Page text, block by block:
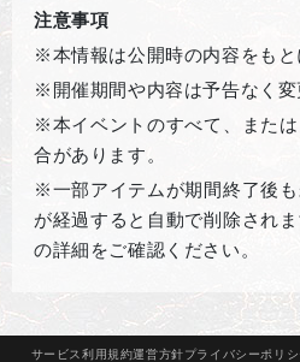
注意事項
※本情報は公開時の内容をもと
※開催期間や内容は予告なく変
※本イベントのすべて、また
合があります。
※一部アイテムが期間終了後
が経過すると自動で削除され
の詳細をご確認ください。
サービス 利用規約運営方針プライバシーポリシ